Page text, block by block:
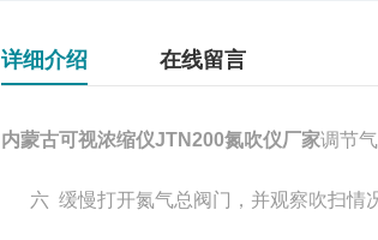
详细介绍 在线留言
内蒙古可视浓缩仪JTN200氮吹仪厂家调节
六 缓慢打开氮气总阀门，并观察吹扫情